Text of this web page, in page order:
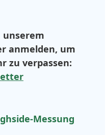
unserem
anmelden, um
zu verpassen:
Messung